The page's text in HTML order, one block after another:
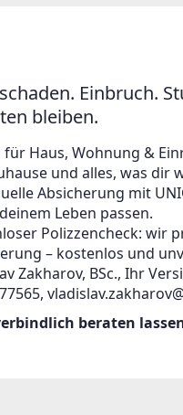
Einbruch.
bleiben.
für Haus, Wohnung &
und alles, was dir
Absicherung mit
Leben passen.
Polizzencheck: wir
– kostenlos und
Zakharov, BSc., Ihr
beraten